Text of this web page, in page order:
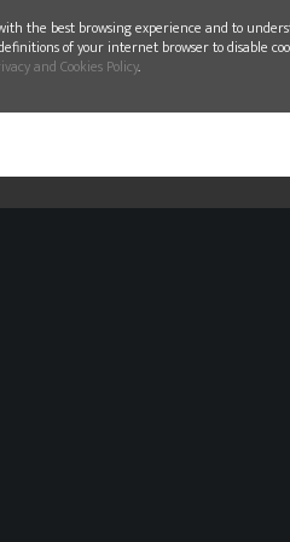
the best browsing experience and to
of your internet browser to disable
and Cookies Policy.